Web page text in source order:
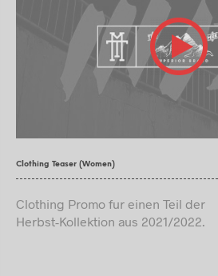
Clothing Teaser (Women)
Clothing Promo fur einen Teil der
Herbst-Kollektion aus 2021/2022.